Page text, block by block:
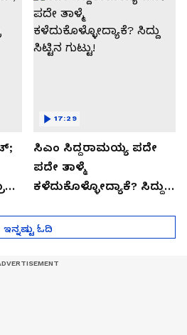
ಸಿಎಂ ಸಿದ್ದರಾಮಯ್ಯ ಪದೇ
ಪದೇ ತಾಳ್ಮೆ
ಕಳೆದುಕೊಳ್ಳೋದ್ಯಾಕೆ? ಸಿದ್ದು
17:29
ಇನ್ನಷ್ಟು ಓದಿ